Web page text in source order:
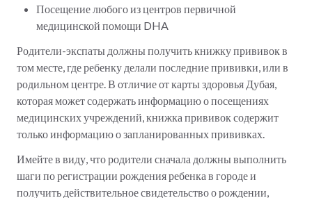
Посещение любого из центров первичной
медицинской помощи DHA
Родители-экспаты должны получить книжку прививок в
том месте, где ребенку делали последние прививки, или в
родильном центре. В отличие от карты здоровья Дубая,
которая может содержать информацию о посещениях
медицинских учреждений, книжка прививок содержит
только информацию о запланированных прививках.
Имейте в виду, что родители сначала должны выполнить
шаги по регистрации рождения ребенка в городе и
получить действительное свидетельство о рождении,